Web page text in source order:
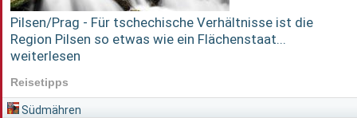
Pilsen/Prag - Für tschechische Verhältnisse ist die
Region Pilsen so etwas wie ein Flächenstaat...
weiterlesen
Reisetipps
Südmähren